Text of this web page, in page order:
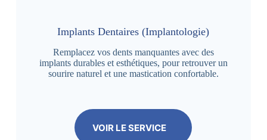
Implants Dentaires (Implantologie)
Remplacez vos dents manquantes avec des
implants durables et esthétiques, pour retrouver un
sourire naturel et une mastication confortable.
VOIR LE SERVICE